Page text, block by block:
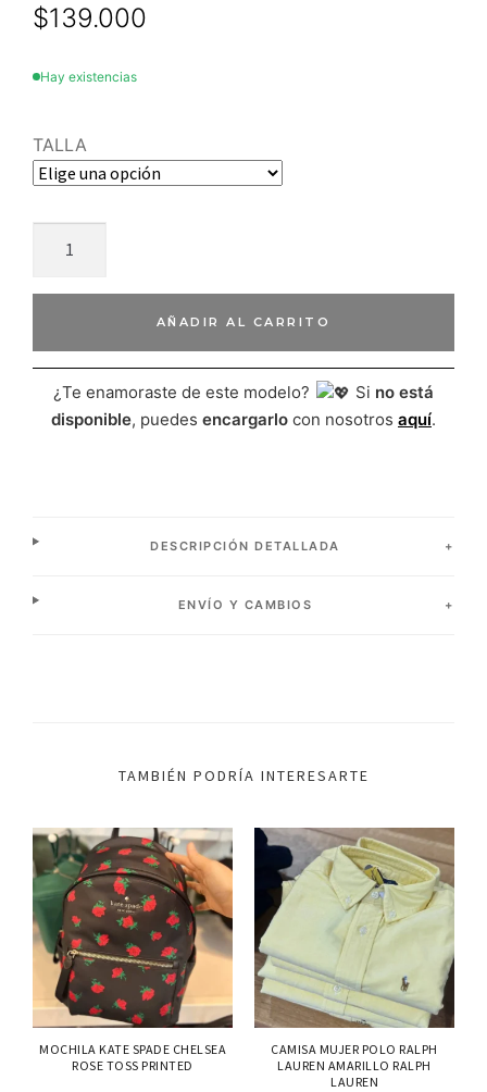
$139.000
Hay existencias
TALLA
AÑADIR AL CARRITO
¿Te enamoraste de este modelo? Si no está
disponible, puedes encargarlo con nosotros aquí.
DESCRIPCIÓN DETALLADA
ENVÍO Y CAMBIOS
TAMBIÉN PODRÍA INTERESARTE
MOCHILA KATE SPADE CHELSEA
ROSE TOSS PRINTED
CAMISA MUJER POLO RALPH
LAUREN AMARILLO RALPH
LAUREN